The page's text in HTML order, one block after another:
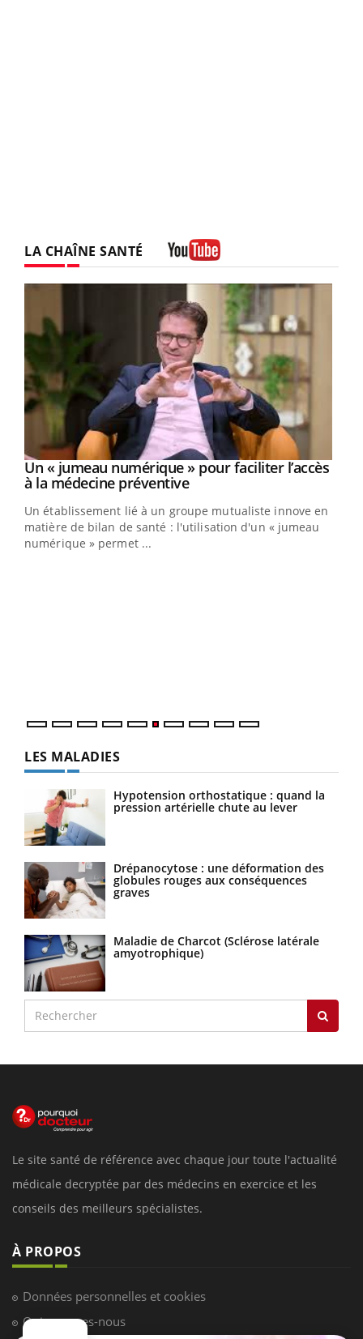
LA CHAÎNE SANTÉ
Youtube
Un « jumeau numérique » pour faciliter l’accès
à la médecine préventiveYoutube
Un établissement lié à un groupe mutualiste innove en
matière de bilan de santé : l'utilisation d'un « jumeau
numérique » permet ...
LES MALADIES
Hypotension orthostatique : quand la
pression artérielle chute au lever
Drépanocytose : une déformation des
globules rouges aux conséquences
graves
Maladie de Charcot (Sclérose latérale
amyotrophique)
Le site santé de référence avec chaque jour toute l'actualité
médicale decryptée par des médecins en exercice et les
conseils des meilleurs spécialistes.
À PROPOS
Données personnelles et cookies
Qui sommes-nous